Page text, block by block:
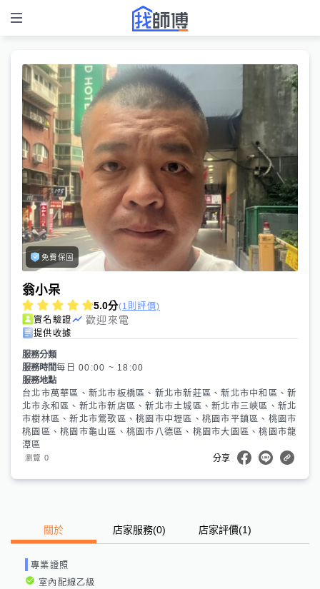
免費保固
翁小呆
5.0分(1則評價)
實名驗證
歡迎來電
提供收據
服務分類
服務時間每日 00:00 ~ 18:00
服務地點
台北市萬華區、新北市板橋區、新北市新莊區、新北市中和區、新
北市永和區、新北市新店區、新北市土城區、新北市三峽區、新北
市樹林區、新北市鶯歌區、桃園市中壢區、桃園市平鎮區、桃園市
桃園區、桃園市龜山區、桃園市八德區、桃園市大園區、桃園市龍
潭區
瀏覽 0 分享
關於 店家服務(0) 店家評價(1)
專業證照
室內配線乙級